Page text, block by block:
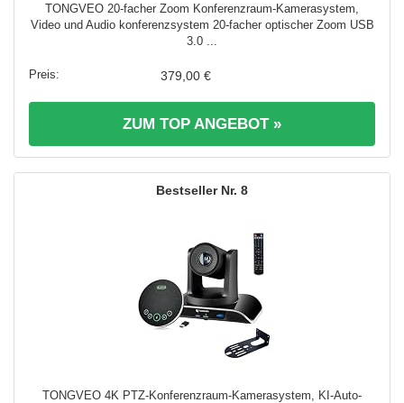
TONGVEO 20-facher Zoom Konferenzraum-Kamerasystem,
Video und Audio konferenzsystem 20-facher optischer Zoom USB
3.0 ...
379,00 €
ZUM TOP ANGEBOT »
8
TONGVEO 4K PTZ-Konferenzraum-Kamerasystem, KI-Auto-